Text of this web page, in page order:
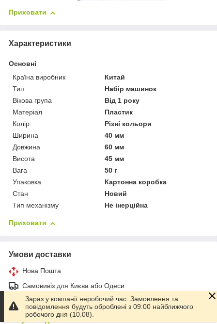
Приховати
Характеристики
Основні
Країна виробник
Китай
Тип
Набір машинок
Вікова група
Від 1 року
Матеріал
Пластик
Колір
Різні кольори
Ширина
40 мм
Довжина
60 мм
Висота
45 мм
Вага
50 г
Упаковка
Картонна коробка
Стан
Новий
Тип механізму
Не інерційна
Приховати
Умови доставки
Нова Пошта
Самовивіз для Києва або Одеси
Адресна доставка по Україні
Всі умови доставки
Зараз у компанії неробочий час. Замовлення та
повідомлення будуть оброблені з 09:00 найближчого
робочого дня (10.08).